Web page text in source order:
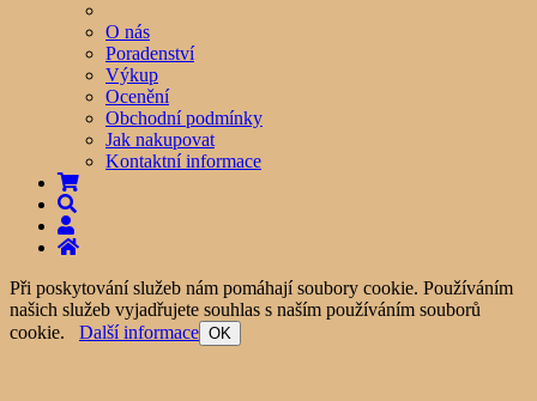
O nás
Poradenství
Výkup
Ocenění
Obchodní podmínky
Jak nakupovat
Kontaktní informace
Při poskytování služeb nám pomáhají soubory cookie. Používáním
našich služeb vyjadřujete souhlas s naším používáním souborů
cookie. Další informace